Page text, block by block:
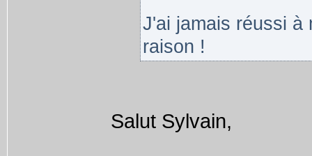
J'ai jamais réussi à
raison !
Salut Sylvain,